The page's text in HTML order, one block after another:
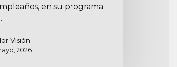
en su programa
Visión
2026